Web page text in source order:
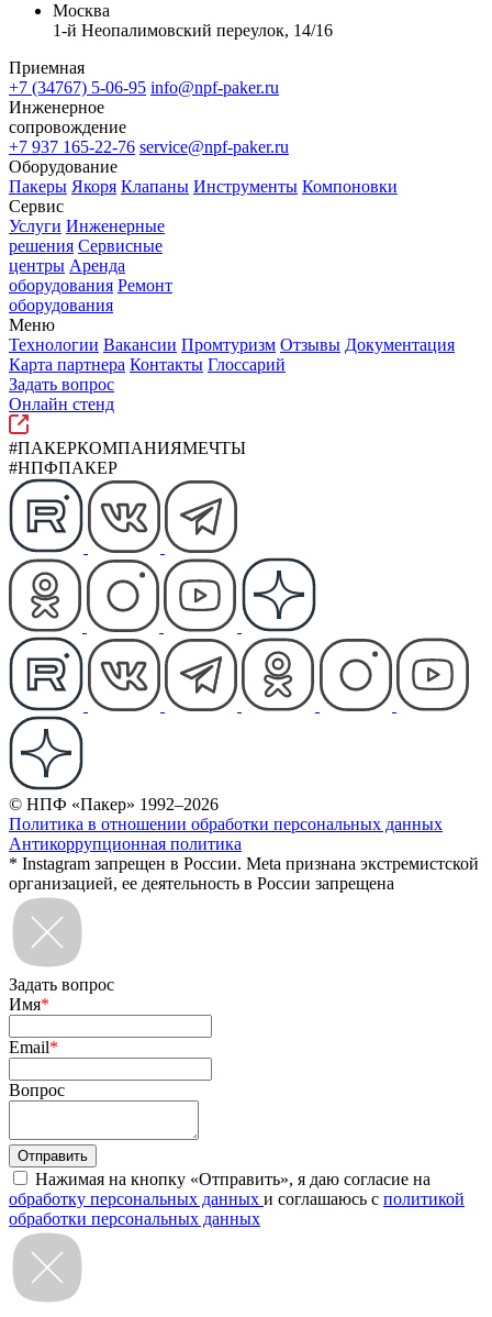
Москва
1-й Неопалимовский переулок, 14/16
Приемная
+7 (34767) 5-06-95 info@npf-paker.ru
Инженерное
сопровождение
+7 937 165-22-76 service@npf-paker.ru
Оборудование
Пакеры Якоря Клапаны Инструменты Компоновки
Сервис
Услуги Инженерные
решения Сервисные
центры Аренда
оборудования Ремонт
оборудования
Меню
Технологии Вакансии Промтуризм Отзывы Документация
Карта партнера Контакты Глоссарий
Задать вопрос
Онлайн стенд
#ПАКЕРКОМПАНИЯМЕЧТЫ
#НПФПАКЕР
© НПФ «Пакер» 1992–2026
Политика в отношении обработки персональных данных
Антикоррупционная политика
* Instagram запрещен в России. Meta признана экстремистской
организацией, ее деятельность в России запрещена
Задать вопрос
Имя*
Email*
Вопрос
Нажимая на кнопку «Отправить», я даю согласие на
обработку персональных данных и соглашаюсь с политикой
обработки персональных данных